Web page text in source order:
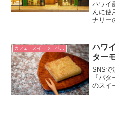
ハワイ
んに使
ナリー
ン。
ハワ
ター
SNSで
『バ
のスイ